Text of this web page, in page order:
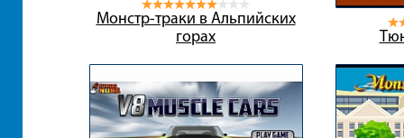
Монстр-траки в Альпийских
горах